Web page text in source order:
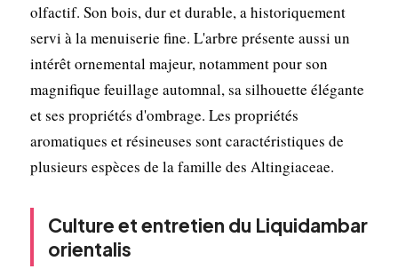
olfactif. Son bois, dur et durable, a historiquement
servi à la menuiserie fine. L'arbre présente aussi un
intérêt ornemental majeur, notamment pour son
magnifique feuillage automnal, sa silhouette élégante
et ses propriétés d'ombrage. Les propriétés
aromatiques et résineuses sont caractéristiques de
plusieurs espèces de la famille des Altingiaceae.
Culture et entretien du Liquidambar
orientalis